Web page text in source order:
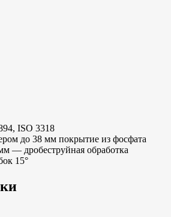
ISO 3318
до 38 мм покрытие из фосфата
— дробеструйная обработка
15°